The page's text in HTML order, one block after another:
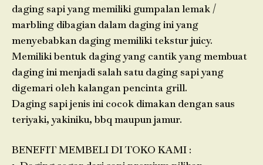
daging sapi yang memiliki gumpalan lemak /
marbling dibagian dalam daging ini yang
menyebabkan daging memiliki tekstur juicy.
Memiliki bentuk daging yang cantik yang membuat
daging ini menjadi salah satu daging sapi yang
digemari oleh kalangan pencinta grill.
Daging sapi jenis ini cocok dimakan dengan saus
teriyaki, yakiniku, bbq maupun jamur.
BENEFIT MEMBELI DI TOKO KAMI :